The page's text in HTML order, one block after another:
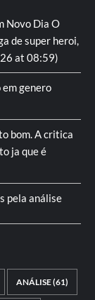
Novo Dia O
de super heroi,
at 08:59)
em genero
bom. A critica
ja que é
pela análise
ANÁLISE(61)